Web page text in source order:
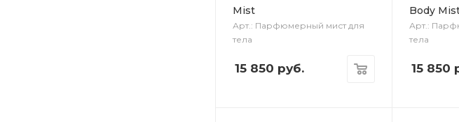
Mist
Арт.: Парфюмерный мист для
тела
15 850 руб.
Body
Арт.:
тела
15 850